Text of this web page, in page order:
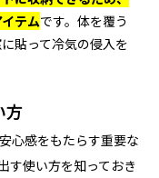
テムです。体を覆う
貼って冷気の侵入を
方
心感をもたらす重要な
す使い方を知っておき